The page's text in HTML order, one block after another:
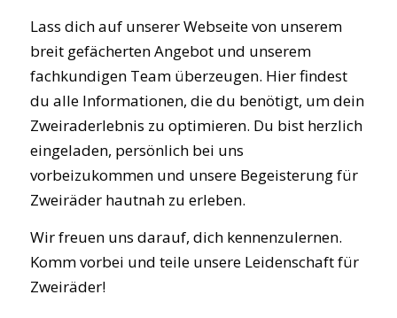
Lass dich auf unserer Webseite von unserem
breit gefächerten Angebot und unserem
fachkundigen Team überzeugen. Hier findest
du alle Informationen, die du benötigt, um dein
Zweiraderlebnis zu optimieren. Du bist herzlich
eingeladen, persönlich bei uns
vorbeizukommen und unsere Begeisterung für
Zweiräder hautnah zu erleben.
Wir freuen uns darauf, dich kennenzulernen.
Komm vorbei und teile unsere Leidenschaft für
Zweiräder!